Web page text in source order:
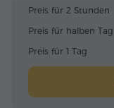
Preis für 2 Stunden
Preis für halben Tag
Preis für 1 Tag